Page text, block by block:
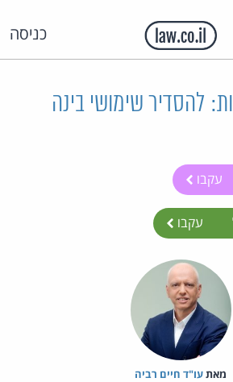
כניסה
להסדיר שימושי בינה
עקבו
עקבו
מאת‏עו"ד חיים רביה